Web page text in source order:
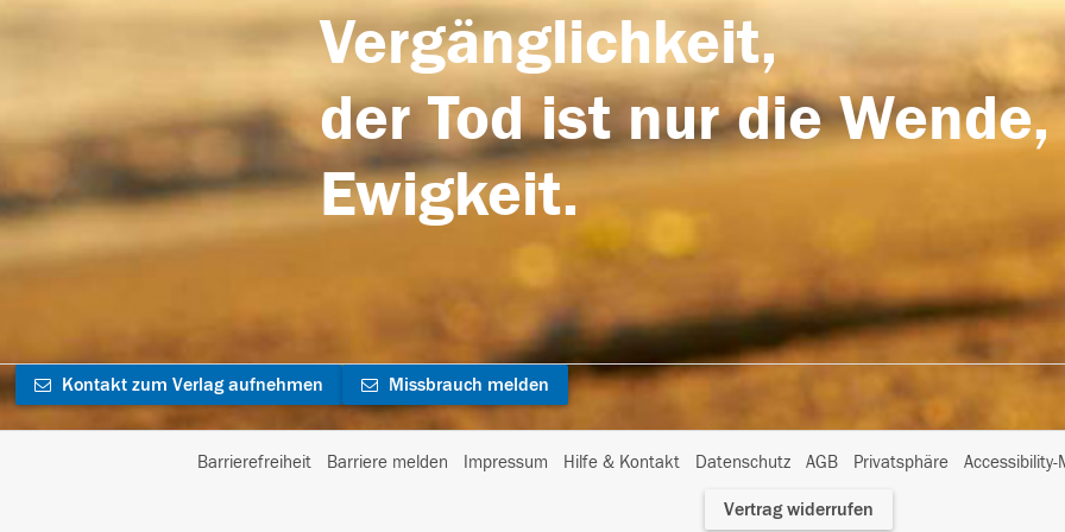
Vergänglichkeit,
der Tod ist nur die
Ewigkeit.
Kontakt zum Verlag aufnehmen Missbrauch melden
Barrierefreiheit Barriere melden Impressum Hilfe & Kontakt Datenschutz AGB Privatsphäre
I
Vertrag widerrufen